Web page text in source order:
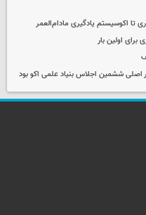
اولین بار
ششمین اجلاس بنیاد علمی اکو بود